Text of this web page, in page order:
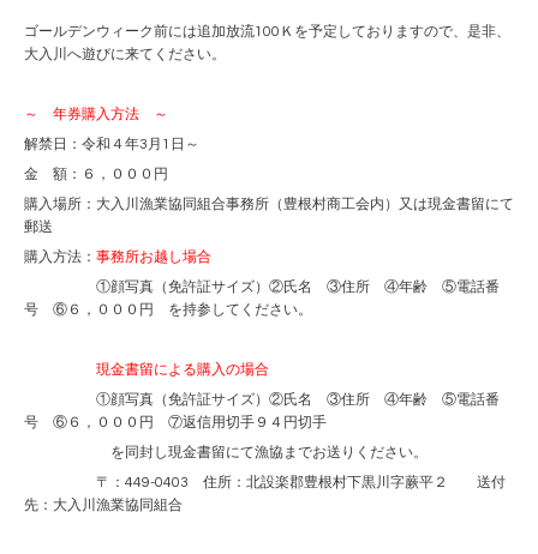
ゴールデンウィーク前には追加放流100Ｋを予定しておりますので、是非、
大入川へ遊びに来てください。
～ 年券購入方法 ～
解禁日：令和４年3月1日～
金 額：６，０００円
購入場所：大入川漁業協同組合事務所（豊根村商工会内）又は現金書留にて
郵送
購入方法： 事務所お越し場合
①顔写真（免許証サイズ）②氏名 ③住所 ④年齢 ⑤電話番
号 ⑥６，０００円 を持参してください。
現金書留による購入の場合
①顔写真（免許証サイズ）②氏名 ③住所 ④年齢 ⑤電話番
号 ⑥６，０００円 ⑦返信用切手９４円切手
を同封し現金書留にて漁協までお送りください。
〒：449-0403 住所：北設楽郡豊根村下黒川字蕨平２ 送付
先：大入川漁業協同組合